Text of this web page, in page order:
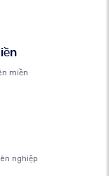
miền
nghiệp